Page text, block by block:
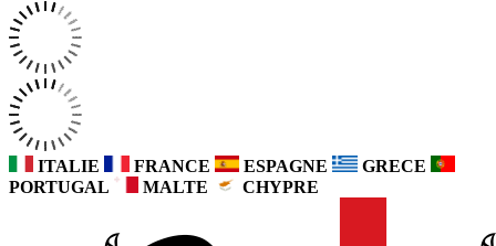
ITALIE FRANCE ESPAGNE
GRECE
PORTUGAL
MALTE CHYPRE